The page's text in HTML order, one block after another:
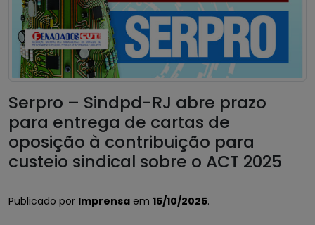
Serpro – Sindpd-RJ abre prazo
para entrega de cartas de
oposição à contribuição para
custeio sindical sobre o ACT 2025
Publicado por Imprensa em 15/10/2025.